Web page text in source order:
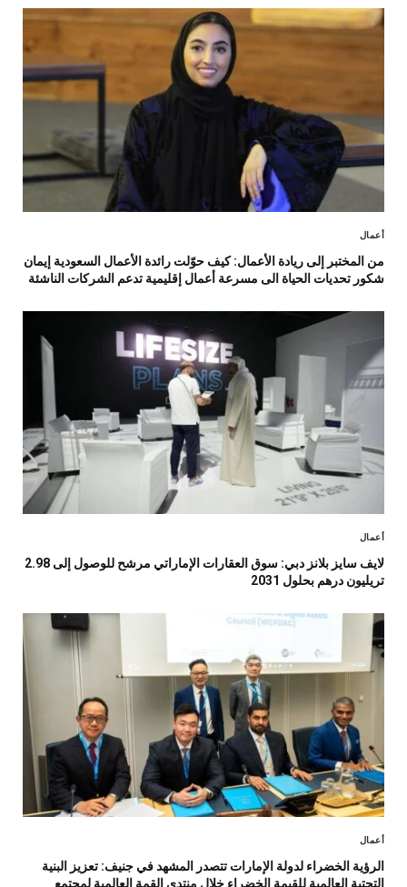
أعمال
من المختبر إلى ريادة الأعمال: كيف حوّلت رائدة الأعمال السعودية إيمان
شكور تحديات الحياة الى مسرعة أعمال إقليمية تدعم الشركات الناشئة
أعمال
لايف سايز بلانز دبي: سوق العقارات الإماراتي مرشح للوصول إلى 2.98
تريليون درهم بحلول 2031
أعمال
الرؤية الخضراء لدولة الإمارات تتصدر المشهد في جنيف: تعزيز البنية
التحتية العالمية للقيمة الخضراء خلال منتدى القمة العالمية لمجتمع